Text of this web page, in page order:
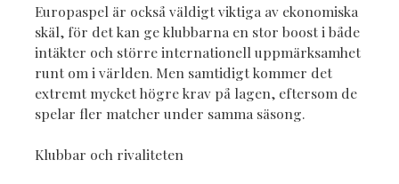
Europaspel är också väldigt viktiga av ekonomiska
skäl, för det kan ge klubbarna en stor boost i både
intäkter och större internationell uppmärksamhet
runt om i världen. Men samtidigt kommer det
extremt mycket högre krav på lagen, eftersom de
spelar fler matcher under samma säsong.
Klubbar och rivaliteten